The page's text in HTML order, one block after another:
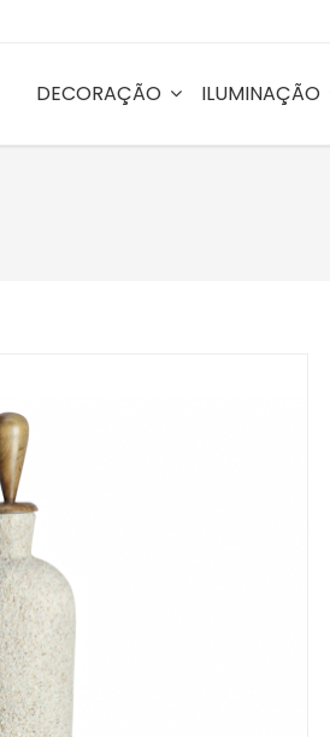
DECORAÇÃO ILUMINAÇÃO